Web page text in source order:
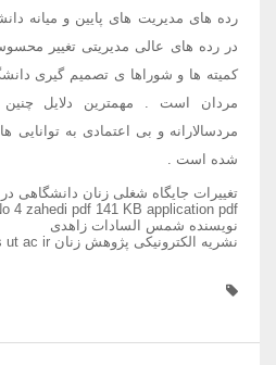
رده های مدیریت های پایین و میانه
در رده های عالی مدیریتی تغییر
کمیته ها و شوراها ی تصمیم گیری
مردان است . مهمترین دلایل
مردسالارانه و بی اعتمادی به توانایی
شده است .
تغییرات جایگاه شغلی زنان دانشگاهی
4 zahedi pdf 141 KB application pdf
نویسنده شمس السادات زاهدی
نشریه الکترونیکی پژوهش زنان www journals ut ac ir